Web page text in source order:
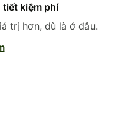
tiết kiệm phí
trị hơn, dù là ở đâu.